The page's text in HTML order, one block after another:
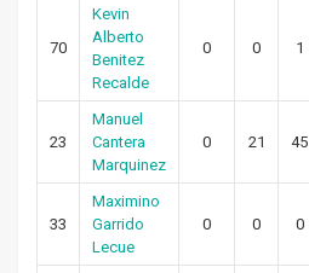
70
Kevin
Alberto
Benitez
Recalde
0 0 1
23
Manuel
Cantera
Marquinez
0 21 45
33
Maximino
Garrido
Lecue
0 0 0